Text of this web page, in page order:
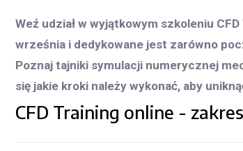
Weź udział w wyjątkowym szkoleniu
września i dedykowane jest zarówno
Poznaj tajniki symulacji numerycznej
się jakie kroki należy wykonać, aby
CFD Training online -